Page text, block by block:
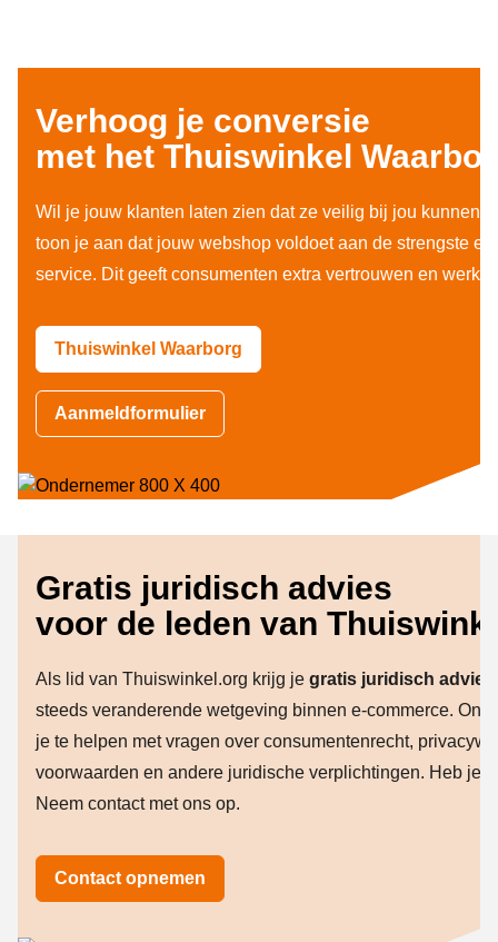
Verhoog je conversie
met het Thuiswinkel
Wil je jouw klanten laten zien dat ze veilig bij jou kunnen
toon je aan dat jouw webshop voldoet aan de strengste
service. Dit geeft consumenten extra vertrouwen en werkt
Thuiswinkel Waarborg
Aanmeldformulier
Gratis juridisch advies
voor de leden van
Als lid van Thuiswinkel.org krijg je gratis juridisch advies
steeds veranderende wetgeving binnen e-commerce.
je te helpen met vragen over consumentenrecht,
voorwaarden en andere juridische verplichtingen. Heb je
Neem contact met ons op.
Contact opnemen